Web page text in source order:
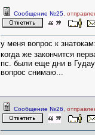
Сообщение №25 ,
у меня вопрос к
когда же закончится
пс. были еще дни в
вопрос снимаю...
Сообщение №26 ,